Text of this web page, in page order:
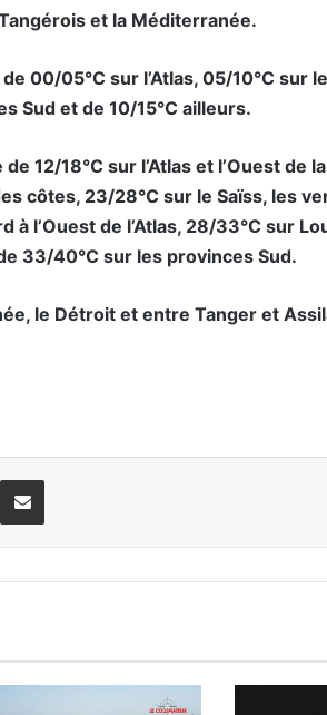
et la Méditerranée.
00/05°C sur l’Atlas, 05/10°C sur
Sud et de 10/15°C ailleurs.
12/18°C sur l’Atlas et l’Ouest de
côtes, 23/28°C sur le Saïss, les
à l’Ouest de l’Atlas, 28/33°C sur
33/40°C sur les provinces Sud.
le Détroit et entre Tanger et